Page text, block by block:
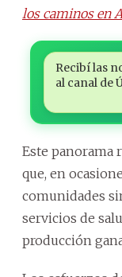
los caminos en
Recibí las
al canal de
Este panorama
que, en
comunidades
servicios de
producción